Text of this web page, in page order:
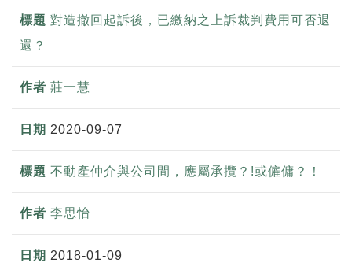
對造撤回起訴後，已繳納之上訴裁判費用可否退
還？
莊一慧
2020-09-07
不動產仲介與公司間，應屬承攬？!或僱傭？！
李思怡
2018-01-09